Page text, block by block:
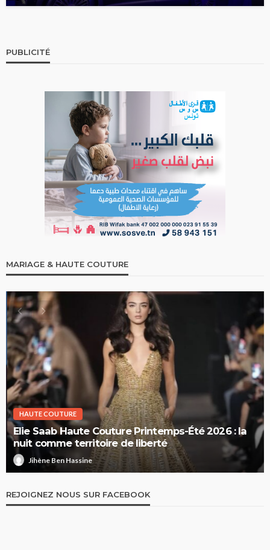
PUBLICITÉ
MARIAGE & HAUTE COUTURE
HAUTE COUTURE
Elie Saab Haute Couture Printemps-Été 2026 : la
nuit comme territoire de liberté
Jihène Ben Hassine
REJOIGNEZ NOUS SUR FACEBOOK